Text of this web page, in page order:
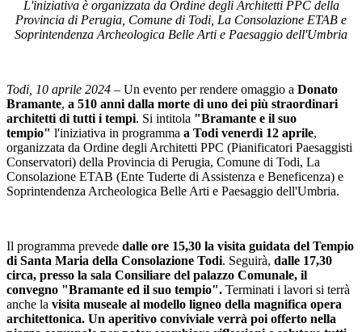
L'iniziativa è organizzata da Ordine degli Architetti PPC della
Provincia di Perugia, Comune di Todi, La Consolazione ETAB e
Soprintendenza Archeologica Belle Arti e Paesaggio dell'Umbria
Todi, 10 aprile 2024 – Un evento per rendere omaggio a Donato
Bramante, a 510 anni dalla morte di uno dei più straordinari
architetti di tutti i tempi. Si intitola "Bramante e il suo
tempio" l'iniziativa in programma a Todi venerdì 12 aprile,
organizzata da Ordine degli Architetti PPC (Pianificatori Paesaggisti
Conservatori) della Provincia di Perugia, Comune di Todi, La
Consolazione ETAB (Ente Tuderte di Assistenza e Beneficenza) e
Soprintendenza Archeologica Belle Arti e Paesaggio dell'Umbria.
Il programma prevede dalle ore 15,30 la visita guidata del Tempio
di Santa Maria della Consolazione Todi. Seguirà, dalle 17,30
circa, presso la sala Consiliare del palazzo Comunale, il
convegno "Bramante ed il suo tempio". Terminati i lavori si terrà
anche la visita museale al modello ligneo della magnifica opera
architettonica. Un aperitivo conviviale verrà poi offerto nella